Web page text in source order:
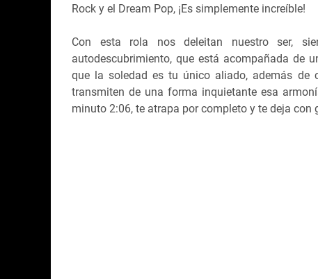
Rock y el Dream Pop, ¡Es simplemente increíble!
Con esta rola nos deleitan nuestro ser,
autodescubrimiento, que está acompañada de
que la soledad es tu único aliado, además de
transmiten de una forma inquietante esa
minuto 2:06, te atrapa por completo y te deja con